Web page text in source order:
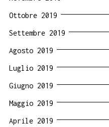
Ottobre 2019
Settembre 2019
Agosto 2019
Luglio 2019
Giugno 2019
Maggio 2019
Aprile 2019